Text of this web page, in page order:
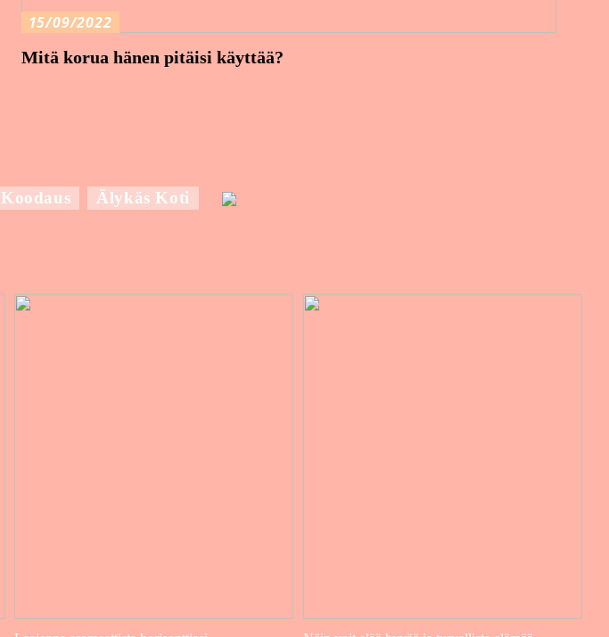
15/09/2022
Mitä korua hänen pitäisi käyttää?
Koodaus
Älykäs Koti